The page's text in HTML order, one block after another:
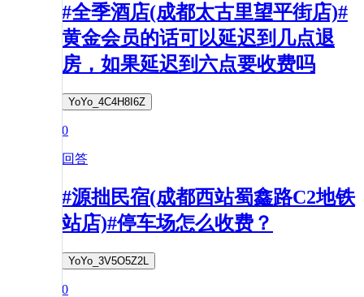
#全季酒店(成都太古里望平街店)#
黄金会员的话可以延迟到几点退
房，如果延迟到六点要收费吗
YoYo_4C4H8I6Z
0
回答
#源拙民宿(成都西站蜀鑫路C2地铁
站店)#停车场怎么收费？
YoYo_3V5O5Z2L
0